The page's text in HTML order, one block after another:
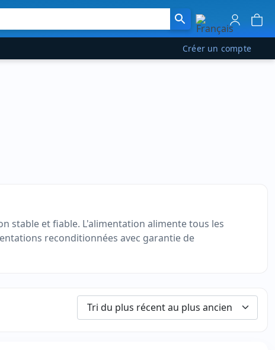
Créer un compte
stable et fiable. L'alimentation alimente tous les
reconditionnées avec garantie de